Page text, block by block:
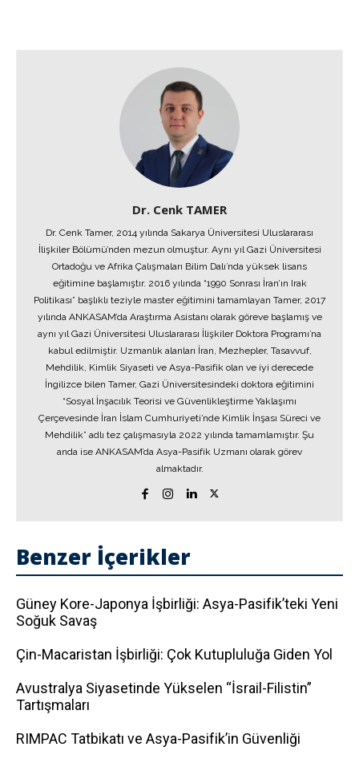
Dr. Cenk TAMER
Dr. Cenk Tamer, 2014 yılında Sakarya Üniversitesi Uluslararası
İlişkiler Bölümü’nden mezun olmuştur. Aynı yıl Gazi Üniversitesi
Ortadoğu ve Afrika Çalışmaları Bilim Dalı’nda yüksek lisans
eğitimine başlamıştır. 2016 yılında “1990 Sonrası İran’ın Irak
Politikası” başlıklı teziyle master eğitimini tamamlayan Tamer, 2017
yılında ANKASAM’da Araştırma Asistanı olarak göreve başlamış ve
aynı yıl Gazi Üniversitesi Uluslararası İlişkiler Doktora Programı’na
kabul edilmiştir. Uzmanlık alanları İran, Mezhepler, Tasavvuf,
Mehdilik, Kimlik Siyaseti ve Asya-Pasifik olan ve iyi derecede
İngilizce bilen Tamer, Gazi Üniversitesindeki doktora eğitimini
“Sosyal İnşacılık Teorisi ve Güvenlikleştirme Yaklaşımı
Çerçevesinde İran İslam Cumhuriyeti’nde Kimlik İnşası Süreci ve
Mehdilik” adlı tez çalışmasıyla 2022 yılında tamamlamıştır. Şu
anda ise ANKASAM’da Asya-Pasifik Uzmanı olarak görev
almaktadır.
Benzer İçerikler
Güney Kore-Japonya İşbirliği: Asya-Pasifik’teki Yeni
Soğuk Savaş
Çin-Macaristan İşbirliği: Çok Kutupluluğa Giden Yol
Avustralya Siyasetinde Yükselen “İsrail-Filistin”
Tartışmaları
RIMPAC Tatbikatı ve Asya-Pasifik’in Güvenliği